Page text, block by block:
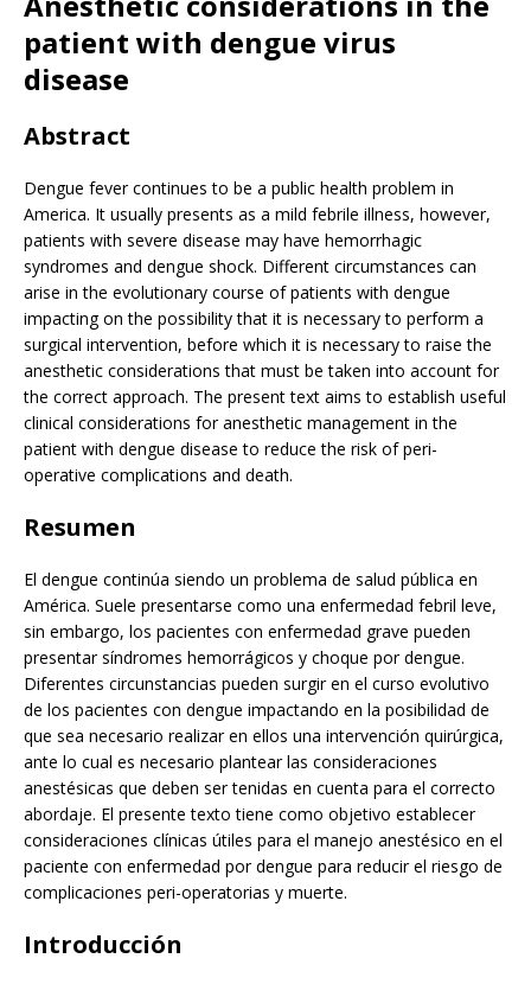
patient with dengue virus
disease
Abstract
Dengue fever continues to be a public health problem in
America. It usually presents as a mild febrile illness, however,
patients with severe disease may have hemorrhagic
syndromes and dengue shock. Different circumstances can
arise in the evolutionary course of patients with dengue
impacting on the possibility that it is necessary to perform a
surgical intervention, before which it is necessary to raise the
anesthetic considerations that must be taken into account for
the correct approach. The present text aims to establish useful
clinical considerations for anesthetic management in the
patient with dengue disease to reduce the risk of peri-
operative complications and death.
Resumen
El dengue continúa siendo un problema de salud pública en
América. Suele presentarse como una enfermedad febril leve,
sin embargo, los pacientes con enfermedad grave pueden
presentar síndromes hemorrágicos y choque por dengue.
Diferentes circunstancias pueden surgir en el curso evolutivo
de los pacientes con dengue impactando en la posibilidad de
que sea necesario realizar en ellos una intervención quirúrgica,
ante lo cual es necesario plantear las consideraciones
anestésicas que deben ser tenidas en cuenta para el correcto
abordaje. El presente texto tiene como objetivo establecer
consideraciones clínicas útiles para el manejo anestésico en el
paciente con enfermedad por dengue para reducir el riesgo de
complicaciones peri-operatorias y muerte.
Introducción